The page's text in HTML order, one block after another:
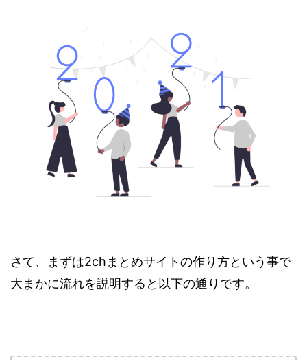
さて、まずは2chまとめサイトの作り方という事で
大まかに流れを説明すると以下の通りです。